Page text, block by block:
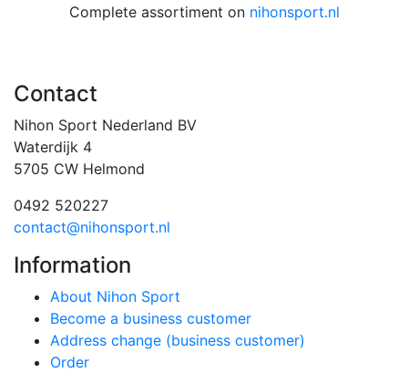
Complete assortiment on nihonsport.nl
Contact
Nihon Sport Nederland BV
Waterdijk 4
5705 CW Helmond
0492 520227
contact@nihonsport.nl
Information
About Nihon Sport
Become a business customer
Address change (business customer)
Order